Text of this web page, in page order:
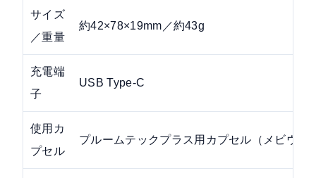
サイズ
／重量
約42×78×19mm／約43g
充電端
子
USB Type-C
使用カ
プセル
プルームテックプラス用カプセル（メビウス